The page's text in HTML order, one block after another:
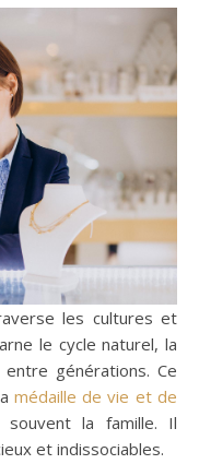
les cultures et
le cycle naturel, la
générations. Ce
médaille de vie et de
la famille. Il
et indissociables.